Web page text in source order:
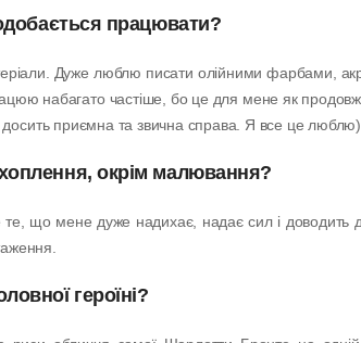
працювати?
Дуже люблю писати олійними фарбами,
набагато частіше, бо це для мене як
приємна та звична справа. Я все це люблю)
окрім малювання?
що мене дуже надихає, надає сил і доводить
героїні?